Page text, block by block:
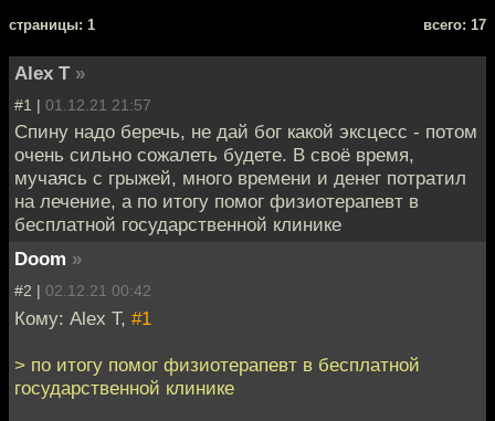
cтраницы: 1 всего: 17
Alex T »
#1 | 01.12.21 21:57
Спину надо беречь, не дай бог какой эксцесс - потом
очень сильно сожалеть будете. В своё время,
мучаясь с грыжей, много времени и денег потратил
на лечение, а по итогу помог физиотерапевт в
бесплатной государственной клинике
Doom »
#2 | 02.12.21 00:42
Кому: Alex T, #1
> по итогу помог физиотерапевт в бесплатной
государственной клинике